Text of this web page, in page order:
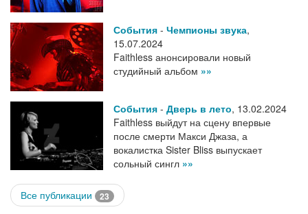
События - Чемпионы звука,
15.07.2024
Faithless анонсировали новый
студийный альбом »»
События - Дверь в лето, 13.02.2024
Faithless выйдут на сцену впервые
после смерти Макси Джаза, а
вокалистка Sister Bliss выпускает
сольный сингл »»
Все публикации 23